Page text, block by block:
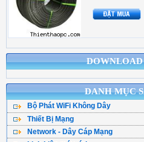
DANH MỤC
Bộ Phát WiFi Không Dây
Bộ Phát WiFi TPLink
WiFi Tenda - DLink
Thiết Bị Mạng
WiFi Mesh
Network - Dây Cáp Mạng